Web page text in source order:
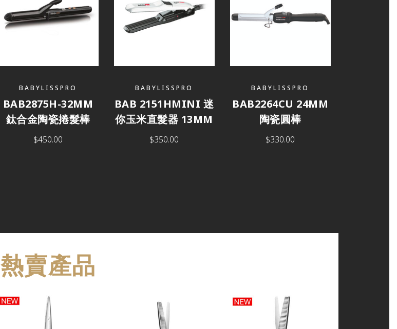
BABYLISSPRO
BAB2875H-32MM
鈦合金陶瓷捲髮棒
$450.00
BABYLISSPRO
BAB 2151HMINI 迷
你玉米直髮器 13MM
$350.00
BABYLISSPRO
BAB2264CU 24MM
陶瓷圓棒
$330.00
熱賣產品